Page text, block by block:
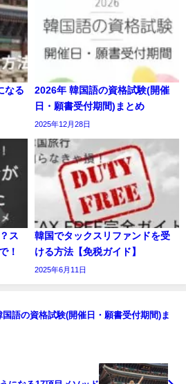
なる
2026年 韓国語の資格試験(開催
日・願書受付期間)まとめ
2025年12月28日
ス
！
韓国でタックスリファンドを受
ける方法【免税ガイド】
2025年6月11日
国語の資格試験(開催日・願書受付期間)ま